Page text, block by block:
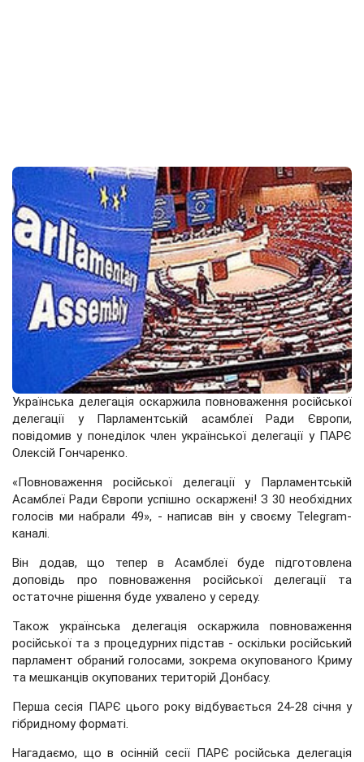
Українська делегація оскаржила повноваження російської
делегації у Парламентській асамблеї Ради Європи,
повідомив у понеділок член української делегації у ПАРЄ
Олексій Гончаренко.
«Повноваження російської делегації у Парламентській
Асамблеї Ради Європи успішно оскаржені! З 30 необхідних
голосів ми набрали 49», - написав він у своєму Telegram-
каналі.
Він додав, що тепер в Асамблеї буде підготовлена
доповідь про повноваження російської делегації та
остаточне рішення буде ухвалено у середу.
Також українська делегація оскаржила повноваження
російської та з процедурних підстав - оскільки російський
парламент обраний голосами, зокрема окупованого Криму
та мешканців окупованих територій Донбасу.
Перша сесія ПАРЄ цього року відбувається 24-28 січня у
гібридному форматі.
Нагадаємо, що в осінній сесії ПАРЄ російська делегація